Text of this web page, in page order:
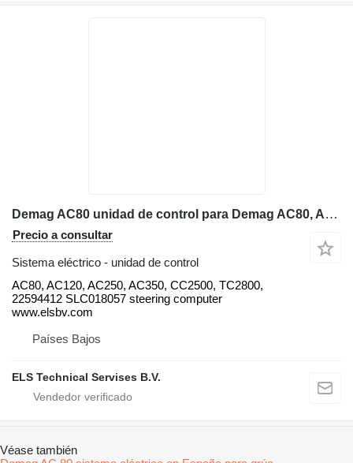
Demag AC80 unidad de control para Demag AC80, AC120, AC250, AC350, CC2500, TC2800, grúa todo terreno
Precio a consultar
Sistema eléctrico - unidad de control
AC80, AC120, AC250, AC350, CC2500, TC2800,
22594412 SLC018057 steering computer
www.elsbv.com
Países Bajos
ELS Technical Servises B.V.
Véase también